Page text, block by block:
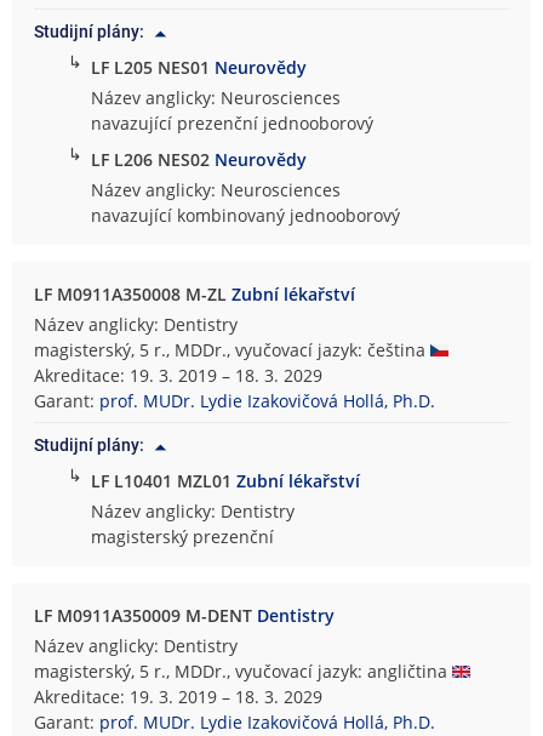
Studijní plány:
↳ LF L205 NES01 Neurovědy
Název anglicky: Neurosciences
navazující prezenční jednooborový
↳ LF L206 NES02 Neurovědy
Název anglicky: Neurosciences
navazující kombinovaný jednooborový
LF M0911A350008 M-ZLZubní lékařství
Název anglicky: Dentistry
magisterský, 5 r., MDDr., vyučovací jazyk: čeština
Akreditace: 19. 3. 2019 – 18. 3. 2029
Garant: prof. MUDr. Lydie Izakovičová Hollá, Ph.D.
Studijní plány:
↳ LF L10401 MZL01Zubní lékařství
Název anglicky: Dentistry
magisterský prezenční
LF M0911A350009 M-DENT Dentistry
Název anglicky: Dentistry
magisterský, 5 r., MDDr., vyučovací jazyk: angličtina
Akreditace: 19. 3. 2019 – 18. 3. 2029
Garant: prof. MUDr. Lydie Izakovičová Hollá, Ph.D.